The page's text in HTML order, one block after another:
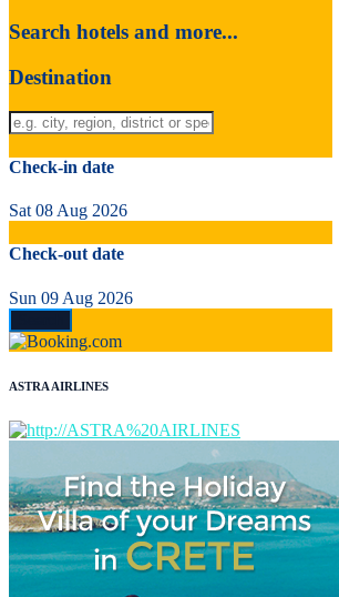
Search hotels and more...
Destination
Check-in date
Sat 08 Aug 2026
Check-out date
Sun 09 Aug 2026
ASTRA AIRLINES